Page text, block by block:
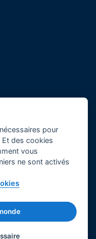
pour
des cookies
vous
ne sont activés